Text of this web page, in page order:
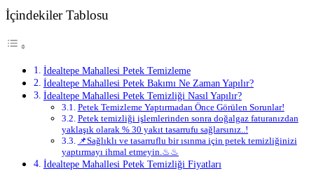
İçindekiler Tablosu
İdealtepe Mahallesi Petek Temizleme
İdealtepe Mahallesi Petek Bakımı Ne Zaman Yapılır?
İdealtepe Mahallesi Petek Temizliği Nasıl Yapılır?
Petek Temizleme Yaptırmadan Önce Görülen Sorunlar!
Petek temizliği işlemlerinden sonra doğalgaz faturanızdan
yaklaşık olarak % 30 yakıt tasarrufu sağlarsınız..!
📌Sağlıklı ve tasarruflu bir ısınma için petek temizliğinizi
yaptırmayı ihmal etmeyin.♨♨
İdealtepe Mahallesi Petek Temizliği Fiyatları